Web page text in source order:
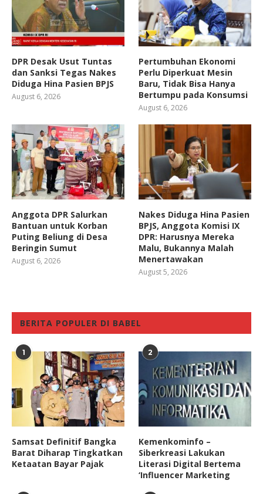
DPR Desak Usut Tuntas
dan Sanksi Tegas Nakes
Diduga Hina Pasien BPJS
August 6, 2026
Pertumbuhan Ekonomi
Perlu Diperkuat Mesin
Baru, Tidak Bisa Hanya
Bertumpu pada Konsumsi
August 6, 2026
Anggota DPR Salurkan
Bantuan untuk Korban
Puting Beliung di Desa
Beringin Sumut
August 6, 2026
Nakes Diduga Hina Pasien
BPJS, Anggota Komisi IX
DPR: Harusnya Mereka
Malu, Bukannya Malah
Menertawakan
August 5, 2026
BERITA POPULER DI BABEL
1
Samsat Definitif Bangka
Barat Diharap Tingkatkan
Ketaatan Bayar Pajak
2
Kemenkominfo –
Siberkreasi Lakukan
Literasi Digital Bertema
‘Influencer Marketing